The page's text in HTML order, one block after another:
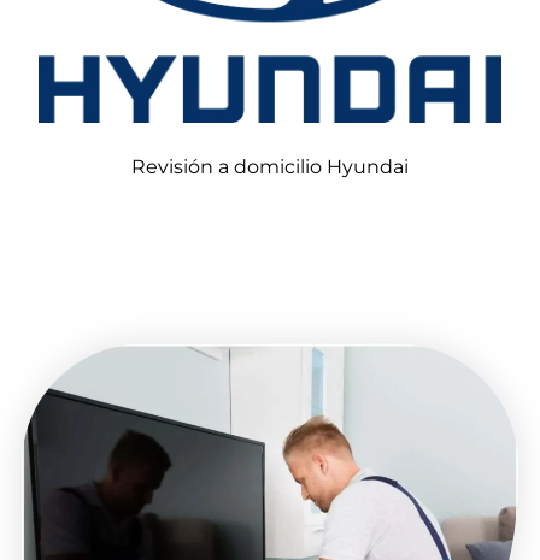
Revisión a domicilio Hyundai